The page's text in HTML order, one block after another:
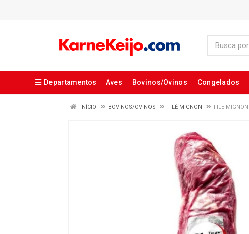
Departamentos Aves Bovinos/Ovinos Congelados
INÍCIO BOVINOS/OVINOS FILÉ MIGNON FILE